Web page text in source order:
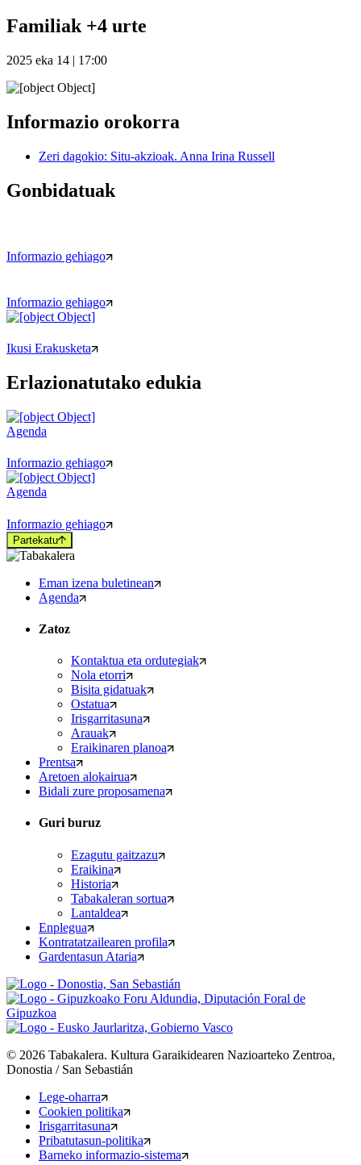
Familiak +4 urte
2025 eka 14 | 17:00
Informazio orokorra
Zeri dagokio: Situ-akzioak. Anna Irina Russell
Gonbidatuak
Informazio gehiago
Informazio gehiago
Ikusi Erakusketa
Erlazionatutako edukia
Agenda
Informazio gehiago
Agenda
Informazio gehiago
Partekatu
Eman izena buletinean
Agenda
Zatoz
Kontaktua eta ordutegiak
Nola etorri
Bisita gidatuak
Ostatua
Irisgarritasuna
Arauak
Eraikinaren planoa
Prentsa
Aretoen alokairua
Bidali zure proposamena
Guri buruz
Ezagutu gaitzazu
Eraikina
Historia
Tabakaleran sortua
Lantaldea
Enplegua
Kontratatzailearen profila
Gardentasun Ataria
© 2026 Tabakalera. Kultura Garaikidearen Nazioarteko Zentroa,
Donostia / San Sebastián
Lege-oharra
Cookien politika
Irisgarritasuna
Pribatutasun-politika
Barneko informazio-sistema